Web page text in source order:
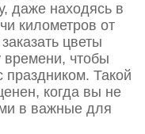
даже находясь в
километров от
цветы
времени, чтобы
праздником. Такой
когда вы не
в важные для